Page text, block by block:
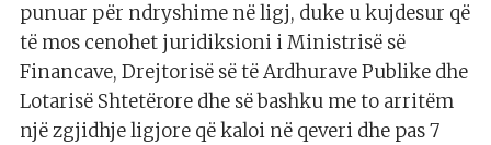
punuar për ndryshime në ligj, duke u kujdesur që
të mos cenohet juridiksioni i Ministrisë së
Financave, Drejtorisë së të Ardhurave Publike dhe
Lotarisë Shtetërore dhe së bashku me to arritëm
një zgjidhje ligjore që kaloi në qeveri dhe pas 7